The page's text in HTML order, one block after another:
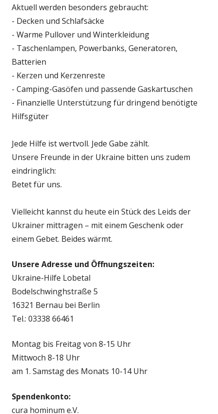
Aktuell werden besonders gebraucht:
- Decken und Schlafsäcke
- Warme Pullover und Winterkleidung
- Taschenlampen, Powerbanks, Generatoren,
Batterien
- Kerzen und Kerzenreste
- Camping-Gasöfen und passende Gaskartuschen
- Finanzielle Unterstützung für dringend benötigte
Hilfsgüter
Jede Hilfe ist wertvoll. Jede Gabe zählt.
Unsere Freunde in der Ukraine bitten uns zudem
eindringlich:
Betet für uns.
Vielleicht kannst du heute ein Stück des Leids der
Ukrainer mittragen – mit einem Geschenk oder
einem Gebet. Beides wärmt.
Unsere Adresse und Öffnungszeiten:
Ukraine-Hilfe Lobetal
Bodelschwinghstraße 5
16321 Bernau bei Berlin
Tel.: 03338 66461
Montag bis Freitag von 8-15 Uhr
Mittwoch 8-18 Uhr
am 1. Samstag des Monats 10-14 Uhr
Spendenkonto:
cura hominum e.V.